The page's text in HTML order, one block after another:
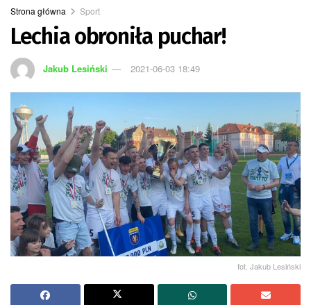
Strona główna Sport
Lechia obroniła puchar!
Jakub Lesiński 2021-06-03 18:49
fot. Jakub Lesiński